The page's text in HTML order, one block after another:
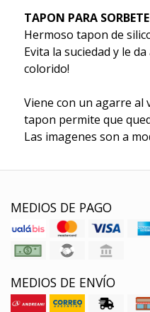
TAPON PARA
Hermoso tapon de
Evita la suciedad y le
colorido!
Viene con un agarre al
tapon permite que
Las imagenes son a
MEDIOS DE PAGO
MEDIOS DE ENVÍO